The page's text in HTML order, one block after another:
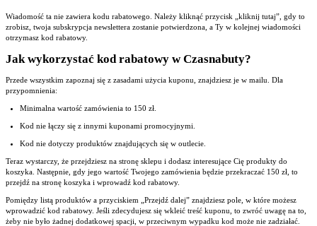
Wiadomość ta nie zawiera kodu rabatowego. Należy kliknąć przycisk „kliknij tutaj”, gdy to
zrobisz, twoja subskrypcja newslettera zostanie potwierdzona, a Ty w kolejnej wiadomości
otrzymasz kod rabatowy.
Jak wykorzystać kod rabatowy w Czasnabuty?
Przede wszystkim zapoznaj się z zasadami użycia kuponu, znajdziesz je w mailu. Dla
przypomnienia:
Minimalna wartość zamówienia to 150 zł.
Kod nie łączy się z innymi kuponami promocyjnymi.
Kod nie dotyczy produktów znajdujących się w outlecie.
Teraz wystarczy, że przejdziesz na stronę sklepu i dodasz interesujące Cię produkty do
koszyka. Następnie, gdy jego wartość Twojego zamówienia będzie przekraczać 150 zł, to
przejdź na stronę koszyka i wprowadź kod rabatowy.
Pomiędzy listą produktów a przyciskiem „Przejdź dalej” znajdziesz pole, w które możesz
wprowadzić kod rabatowy. Jeśli zdecydujesz się wkleić treść kuponu, to zwróć uwagę na to,
żeby nie było żadnej dodatkowej spacji, w przeciwnym wypadku kod może nie zadziałać.